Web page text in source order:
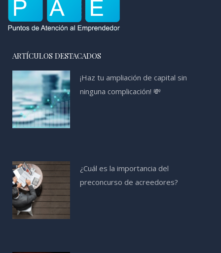
ARTÍCULOS DESTACADOS
¡Haz tu ampliación de capital sin
ninguna complicación! 💸
¿Cuál es la importancia del
preconcurso de acreedores?